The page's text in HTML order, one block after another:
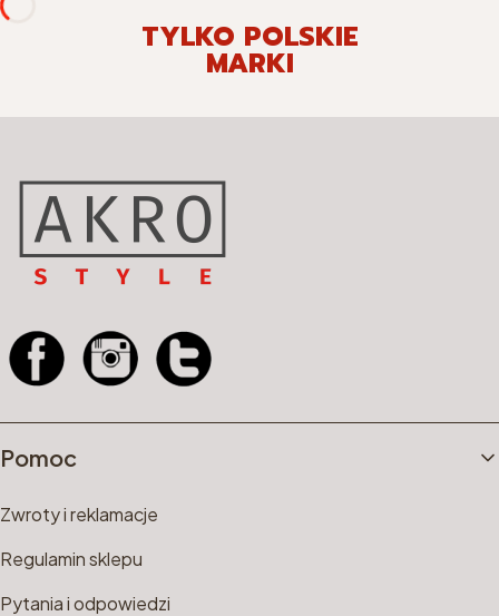
TYLKO POLSKIE
MARKI
Linki w stopce
Pomoc
Zwroty i reklamacje
Regulamin sklepu
Pytania i odpowiedzi